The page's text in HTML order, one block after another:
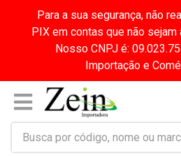
Para a sua segurança, não
PIX em contas que não
Nosso CNPJ é:
Importação e